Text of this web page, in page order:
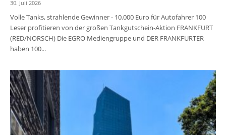
30. Juli 2026
Volle Tanks, strahlende Gewinner - 10.000 Euro für Autofahrer 100
Leser profitieren von der großen Tankgutschein-Aktion FRANKFURT
(RED/NORSCH) Die EGRO Mediengruppe und DER FRANKFURTER
haben 100...